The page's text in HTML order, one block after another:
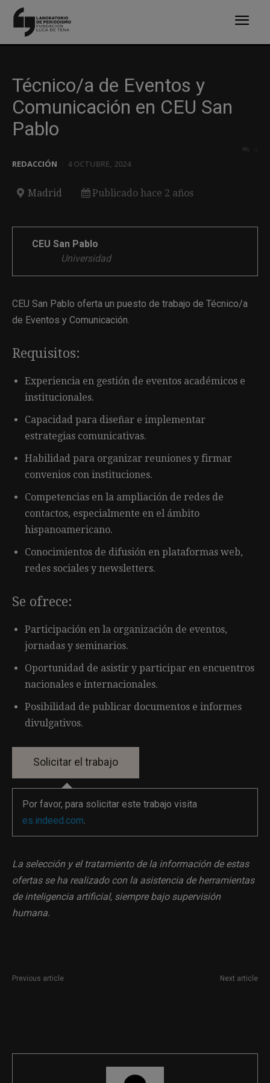
Técnico/a de Eventos y
Comunicación en CEU San
Pablo
REDACCIÓN 4 OCTUBRE, 2024
Madrid Publicado hace 2 años
CEU San Pablo
Universidad
CEU San Pablo oferta un puesto de trabajo de Técnico/a
de Eventos y Comunicación.
Requisitos:
Experiencia en gestión de eventos académicos e
institucionales.
Capacidad para diseñar e implementar
estrategias comunicativas.
Habilidad para organizar reuniones y firmar
convenios con instituciones.
Competencias en la ampliación de redes de
contactos, especialmente en el ámbito
hispanoamericano.
Conocimientos de difusión en plataformas web,
redes sociales y newsletters.
Se ofrece:
Participación en la organización de eventos,
jornadas y seminarios.
Oportunidad de asistir y participar en encuentros
nacionales e internacionales.
Posibilidad de publicar documentos e informes
divulgativos.
Por favor, para solicitar este trabajo visita
es.indeed.com.
La selección y el tratamiento de la información de estas
ofertas se ha realizado con la asistencia de herramientas
de inteligencia artificial, siempre bajo supervisión
humana.
Previous article Next article